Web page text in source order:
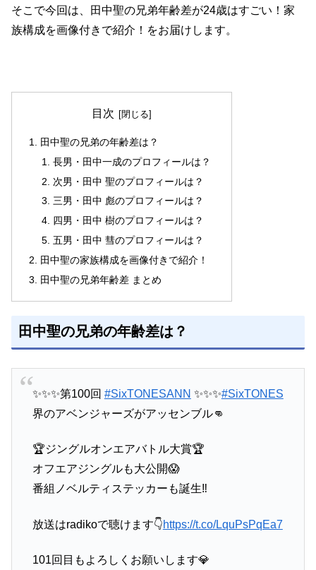
そこで今回は、田中聖の兄弟年齢差が24歳はすごい！家
族構成を画像付きで紹介！をお届けします。
目次
田中聖の兄弟の年齢差は？
長男・田中一成のプロフィールは？
次男・田中 聖のプロフィールは？
三男・田中 彪のプロフィールは？
四男・田中 樹のプロフィールは？
五男・田中 彗のプロフィールは？
田中聖の家族構成を画像付きで紹介！
田中聖の兄弟年齢差 まとめ
田中聖の兄弟の年齢差は？
✨✨✨第100回 #SixTONESANN ✨✨✨#SixTONES
界のアベンジャーズがアッセンブル👊
🏆ジングルオンエアバトル大賞🏆
オフエアジングルも大公開😱
番組ノベルティステッカーも誕生‼️
放送はradikoで聴けます👇https://t.co/LquPsPqEa7
101回目もよろしくお願いします💎